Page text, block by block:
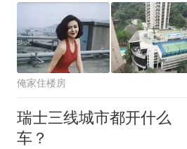
俺家住楼房
瑞士三线城市都开什么
车？